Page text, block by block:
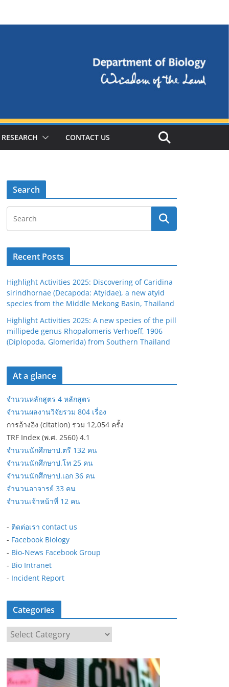
RESEARCH CONTACT US
Search
Recent Posts
Highlight Activities 2025: Discovering of Caridina
sirindhornae (Decapoda: Atyidae), a new atyid
species from the Middle Mekong Basin, Thailand
Highlight Activities 2025: A new species of the pill
millipede genus Rhopalomeris Verhoeff, 1906
(Diplopoda, Glomerida) from Southern Thailand
At a glance
จำนวนหลักสูตร 4 หลักสูตร
จำนวนผลงานวิจัยรวม 804 เรื่อง
การอ้างอิง (citation) รวม 12,054 ครั้ง
TRF Index (พ.ศ. 2560) 4.1
จำนวนนักศึกษาป.ตรี 132 คน
จำนวนนักศึกษาป.โท 25 คน
จำนวนนักศึกษาป.เอก 36 คน
จำนวนอาจารย์ 33 คน
จำนวนเจ้าหน้าที่ 12 คน
- ติดต่อเรา contact us
- Facebook Biology
- Bio-News Facebook Group
- Bio Intranet
- Incident Report
Categories
a
t
e
g